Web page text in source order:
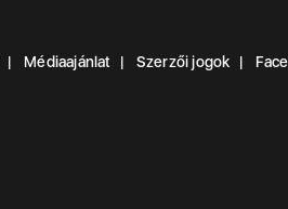
Médiaajánlat Szerzői jogok